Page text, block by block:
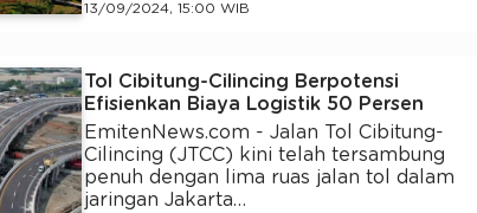
13/09/2024, 15:00 WIB
Tol Cibitung-Cilincing Berpotensi
Efisienkan Biaya Logistik 50 Persen
EmitenNews.com - Jalan Tol Cibitung-
Cilincing (JTCC) kini telah tersambung
penuh dengan lima ruas jalan tol dalam
jaringan Jakarta…